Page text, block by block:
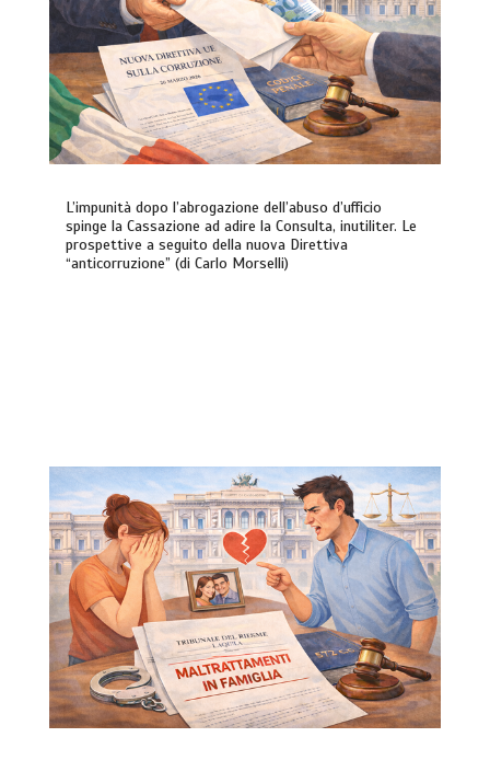
L’impunità dopo l’abrogazione dell’abuso d’ufficio
spinge la Cassazione ad adire la Consulta, inutiliter. Le
prospettive a seguito della nuova Direttiva
“anticorruzione” (di Carlo Morselli)